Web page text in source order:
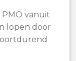
PMO vanuit
lopen door